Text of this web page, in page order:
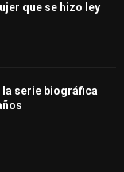
que se hizo ley
serie biográfica